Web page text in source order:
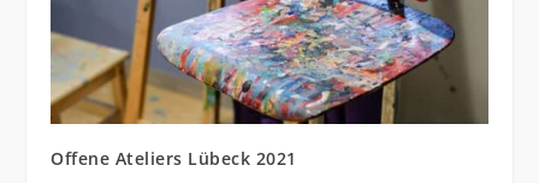
Offene Ateliers Lübeck 2021